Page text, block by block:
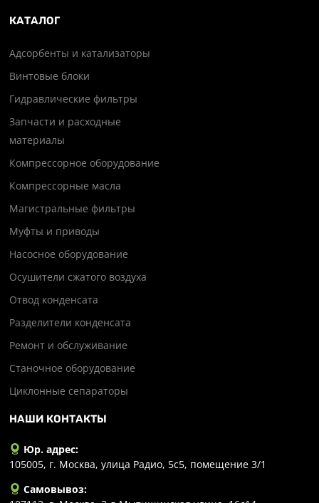
КАТАЛОГ
Адсорбенты и катализаторы
Винтовые блоки
Гидравлические фильтры
Запчасти и расходные
материалы
Компрессорное оборудование
Компрессорные масла
Магистральные фильтры
Муфты и приводы
Насосное оборудование
Осушители сжатого воздуха
Отвод конденсата
Разделители конденсата
Ремонт и обслуживание
Станочное оборудование
Циклонные сепараторы
НАШИ КОНТАКТЫ
Юр. адрес:
105005, г. Москва, улица Радио, 5с5, помещение 3/1
Самовывоз: